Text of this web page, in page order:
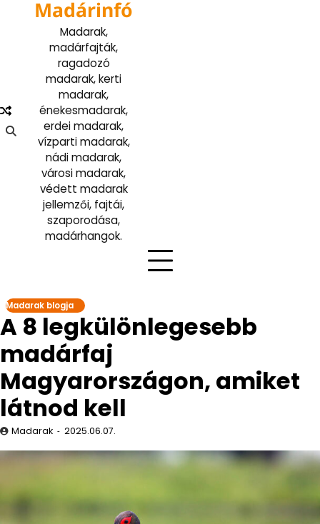
Madárinfó
Madarak,
madárfajták,
ragadozó
madarak, kerti
madarak,
énekesmadarak,
erdei madarak,
vízparti madarak,
nádi madarak,
városi madarak,
védett madarak
jellemzői, fajtái,
szaporodása,
madárhangok.
Madarak blogja
A 8 legkülönlegesebb
madárfaj
Magyarországon, amiket
látnod kell
Madarak 2025.06.07.